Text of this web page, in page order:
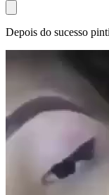
Depois do sucesso